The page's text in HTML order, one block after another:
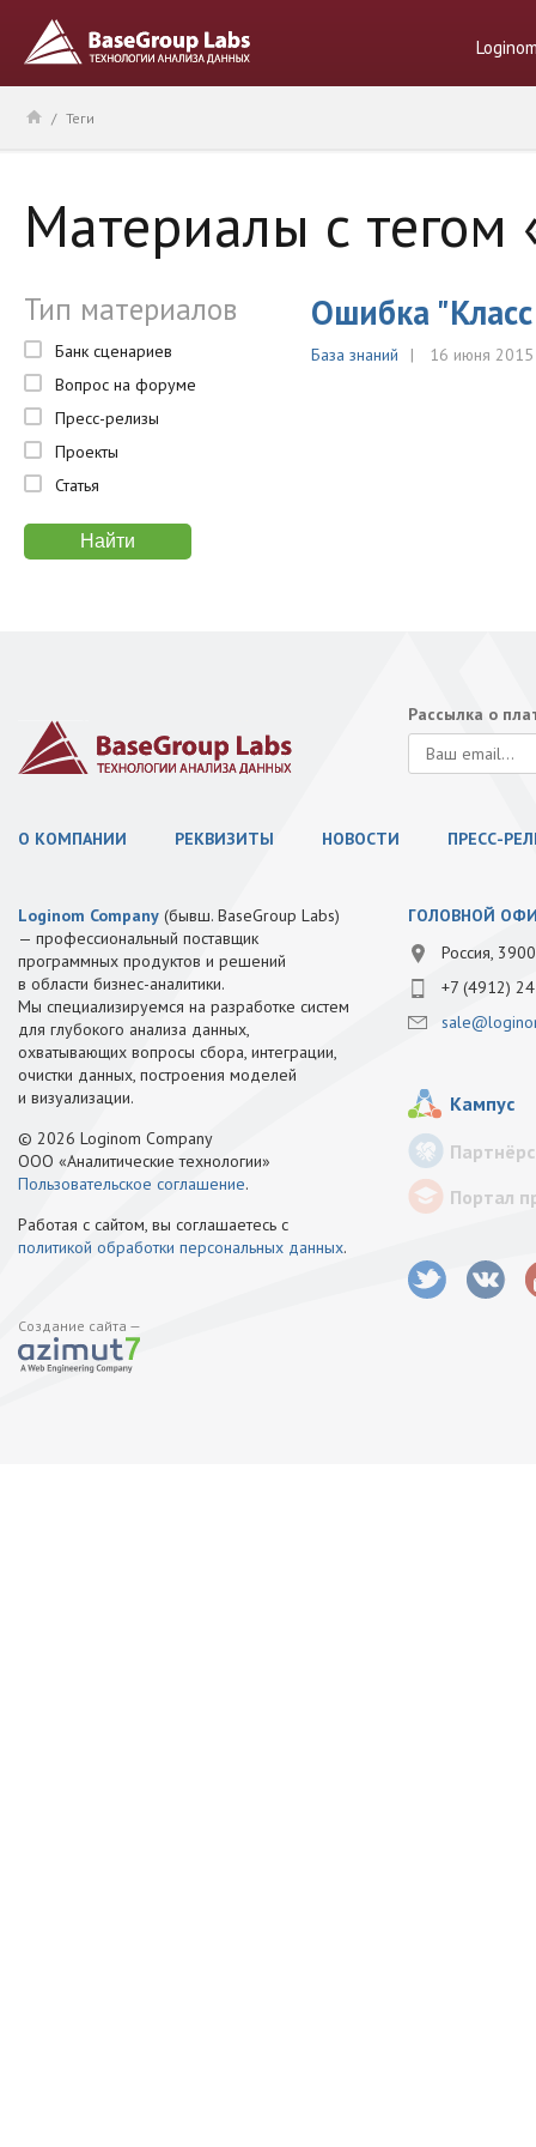
/ Теги
Материалы с тегом
Тип материалов
Банк сценариев
Вопрос на форуме
Пресс-релизы
Проекты
Статья
Ошибка
База знаний 16 июня 2015
Рассылка о
О КОМПАНИИ РЕКВИЗИТЫ НОВОСТИ ПРЕСС-
Loginom Company (бывш. BaseGroup Labs)
— профессиональный поставщик
программных продуктов и решений
в области бизнес-аналитики.
Мы специализируемся на разработке систем
для глубокого анализа данных,
охватывающих вопросы сбора, интеграции,
очистки данных, построения моделей
и визуализации.
© 2026 Loginom Company
ООО «Аналитические технологии»
Пользовательское соглашение.
Работая с сайтом, вы соглашаетесь с
политикой обработки персональных данных.
Создание сайта —
ГОЛОВНОЙ
Россия,
+7 (4912)
Кампус
Портал